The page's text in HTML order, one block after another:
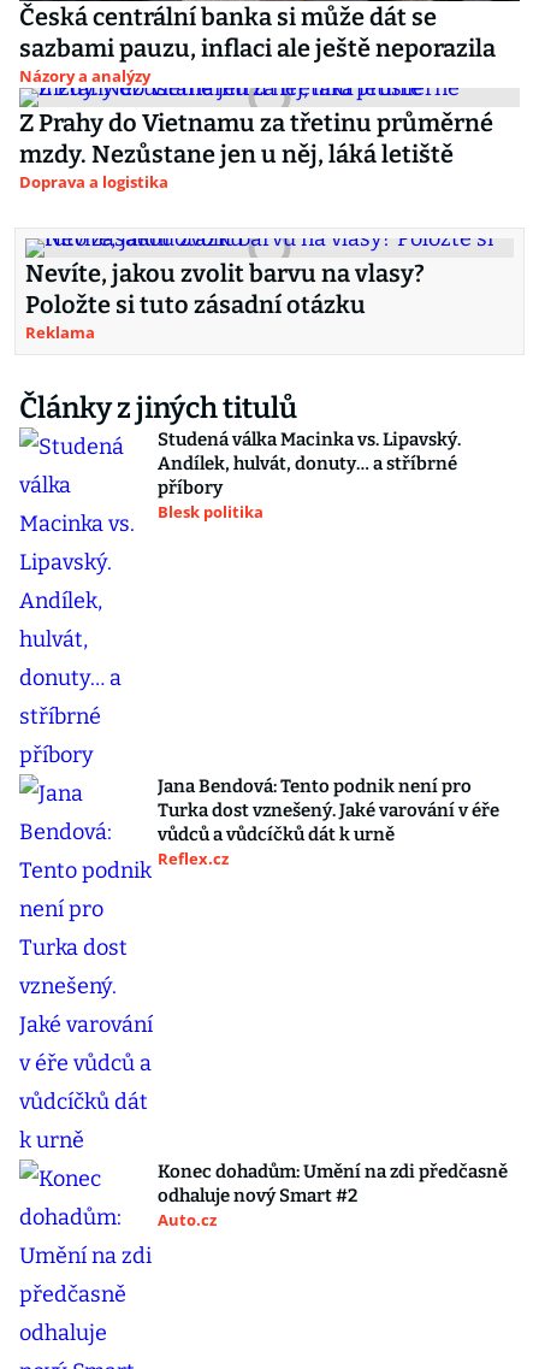
Česká centrální banka si může dát se
sazbami pauzu, inflaci ale ještě neporazila
Názory a analýzy
Z Prahy do Vietnamu za třetinu průměrné
mzdy. Nezůstane jen u něj, láká letiště
Doprava a logistika
Nevíte, jakou zvolit barvu na vlasy?
Položte si tuto zásadní otázku
Reklama
Články z jiných titulů
Studená válka Macinka vs. Lipavský.
Andílek, hulvát, donuty… a stříbrné
příbory
Blesk politika
Jana Bendová: Tento podnik není pro
Turka dost vznešený. Jaké varování v éře
vůdců a vůdcíčků dát k urně
Reflex.cz
Konec dohadům: Umění na zdi předčasně
odhaluje nový Smart #2
Auto.cz